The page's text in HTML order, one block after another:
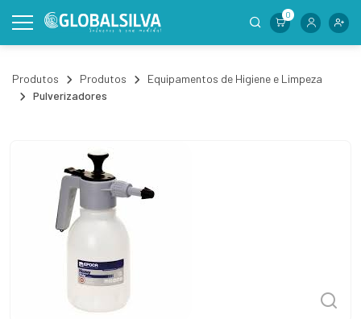
0
Produtos Produtos
Equipamentos de Higiene e Limpeza
Pulverizadores